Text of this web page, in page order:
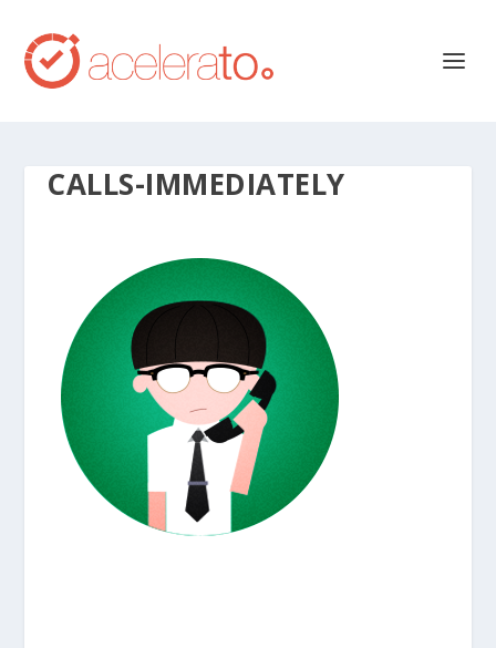
CALLS-IMMEDIATELY